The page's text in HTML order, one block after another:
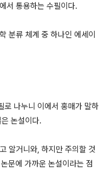
서 통용하는 수필이다.
분류 체계 중 하나인 에세이
로 나누니 이에서 홍매가 말하
논설이다.
알거니와, 하지만 주의할 것
문에 가까운 논설이라는 점